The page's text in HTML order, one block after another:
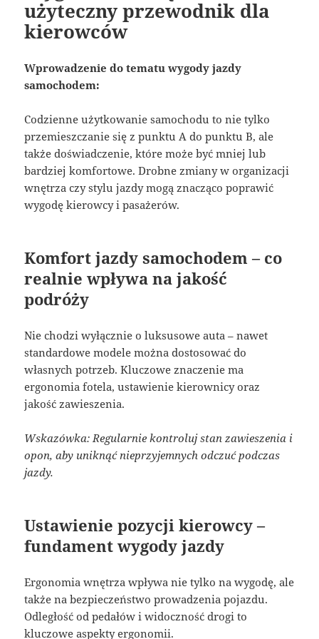
użyteczny przewodnik dla
kierowców
Wprowadzenie do tematu wygody jazdy
samochodem:
Codzienne użytkowanie samochodu to nie tylko
przemieszczanie się z punktu A do punktu B, ale
także doświadczenie, które może być mniej lub
bardziej komfortowe. Drobne zmiany w organizacji
wnętrza czy stylu jazdy mogą znacząco poprawić
wygodę kierowcy i pasażerów.
Komfort jazdy samochodem – co
realnie wpływa na jakość
podróży
Nie chodzi wyłącznie o luksusowe auta – nawet
standardowe modele można dostosować do
własnych potrzeb. Kluczowe znaczenie ma
ergonomia fotela, ustawienie kierownicy oraz
jakość zawieszenia.
Wskazówka: Regularnie kontroluj stan zawieszenia i
opon, aby uniknąć nieprzyjemnych odczuć podczas
jazdy.
Ustawienie pozycji kierowcy –
fundament wygody jazdy
Ergonomia wnętrza wpływa nie tylko na wygodę, ale
także na bezpieczeństwo prowadzenia pojazdu.
Odległość od pedałów i widoczność drogi to
kluczowe aspekty ergonomii.